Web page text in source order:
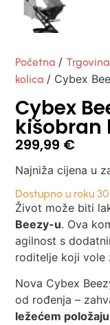
Početna /Trgovina
kolica / Cybex
Cybex
kišobran
299,99 €
Najniža cijena u
Dostupno u roku
Život može biti
Beezy-u. Ova
agilnost s
roditelje koji vole
Nova Cybex
od rođenja –
ležećem položaju